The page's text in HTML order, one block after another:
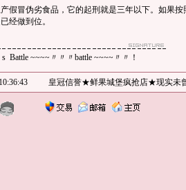
冒伪劣食品，它的起刑就是三年以下。如果按
经做到位。
Battle ~~~~〃〃〃battle ~~~~〃〃！
皇冠信誉★鲜果城堡疯抢店★现实未